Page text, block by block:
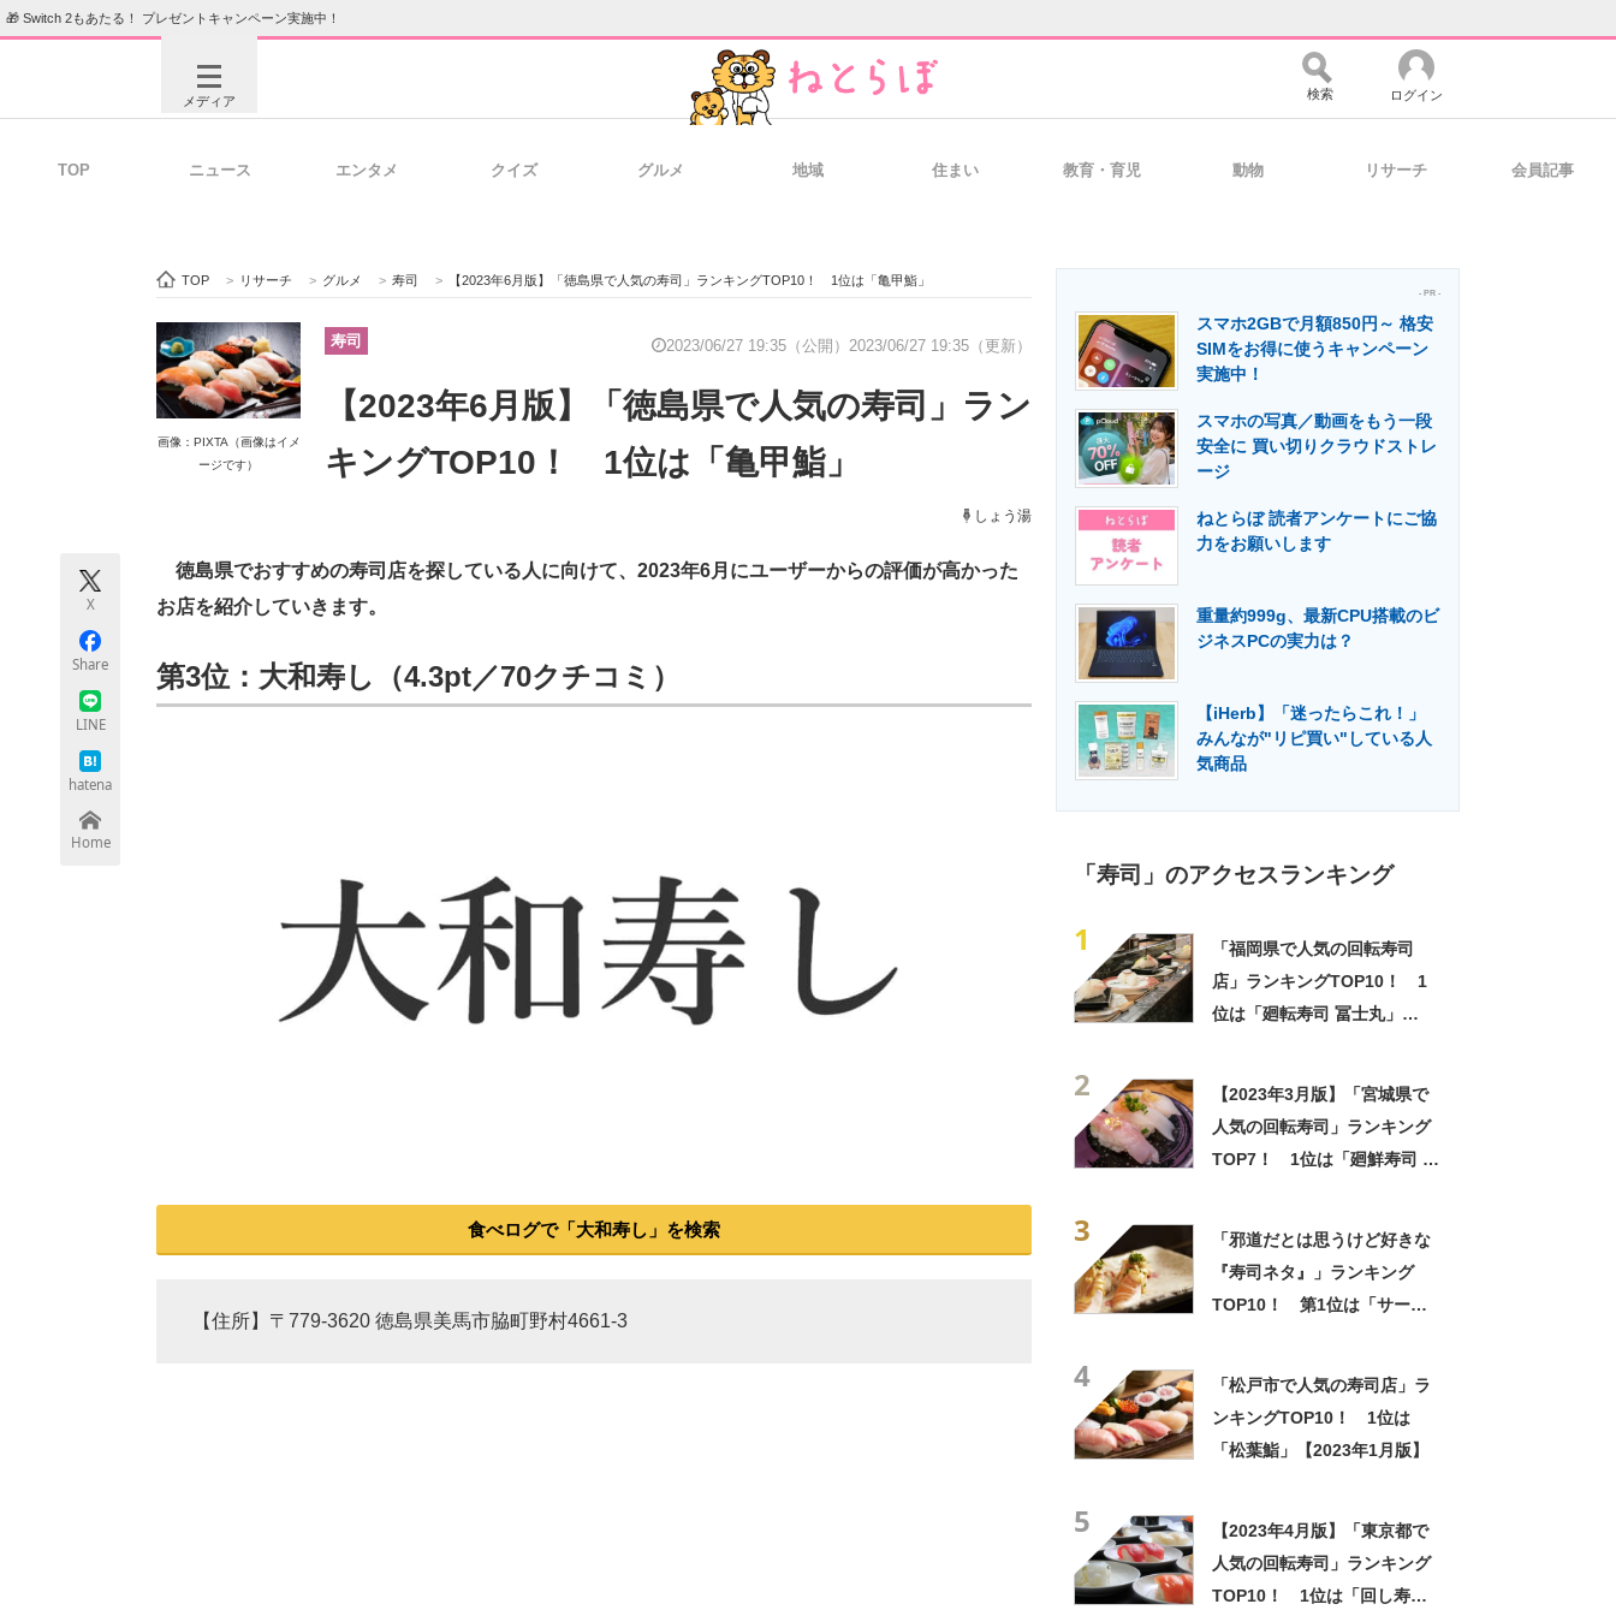
🎁 Switch 2もあたる！ プレゼントキャンペーン実施中！
メディア
ビジネスと働き方のヒント 経営リーダーのコミュニティ マーケ×ITの今がよく分かる
ITエンジニア向け専門サイト 製造業のIT導入・活用を支援
エネルギーの専門メディア 建設×テクノロジーの最前線
ちょっと気になるネットの話題
検索 ログイン
TOP ニュース エンタメ クイズ グルメ 地域 住まい 教育・育児 動物 リサーチ 会員記事
TOP > リサーチ > グルメ > 寿司 > 【2023年6月版】「徳島県で人気の寿司」ランキングTOP10！ 1位は「亀甲鮨」
画像：PIXTA（画像はイメ
ージです）
寿司 2023/06/27 19:35（公開） 2023/06/27 19:35（更新）
【2023年6月版】「徳島県で人気の寿司」ラン
キングTOP10！ 1位は「亀甲鮨」
しょう湯
X
Share
LINE
hatena
Home
徳島県でおすすめの寿司店を探している人に向けて、2023年6月にユーザーからの評価が高かった
お店を紹介していきます。
第3位：大和寿し（4.3pt／70クチコミ）
食べログで「大和寿し」を検索
【住所】〒779-3620 徳島県美馬市脇町野村4661-3
- PR -
スマホ2GBで月額850円～ 格安
SIMをお得に使うキャンペーン
実施中！
スマホの写真／動画をもう一段
安全に 買い切りクラウドストレ
ージ
ねとらぼ 読者アンケートにご協
力をお願いします
重量約999g、最新CPU搭載のビ
ジネスPCの実力は？
【iHerb】「迷ったらこれ！」
みんなが"リピ買い"している人
気商品
「寿司」のアクセスランキング
1
「福岡県で人気の回転寿司
店」ランキングTOP10！ 1
位は「廻転寿司 冨士丸」
2
【2023年3月版】「宮城県で
人気の回転寿司」ランキング
TOP7！ 1位は「廻鮮寿司 塩
3
「邪道だとは思うけど好きな
『寿司ネタ』」ランキング
TOP10！ 第1位は「サーモ
4
「松戸市で人気の寿司店」ラ
ンキングTOP10！ 1位は
「松葉鮨」【2023年1月版】
5
【2023年4月版】「東京都で
人気の回転寿司」ランキング
TOP10！ 1位は「回し寿司